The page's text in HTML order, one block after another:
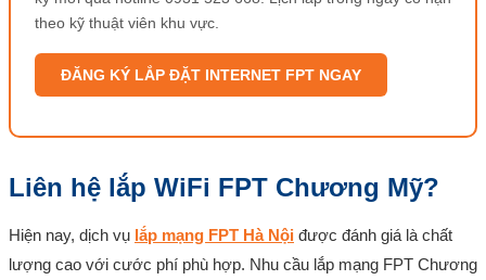
theo kỹ thuật viên khu vực.
ĐĂNG KÝ LẮP ĐẶT INTERNET FPT NGAY
Liên hệ lắp WiFi FPT Chương Mỹ?
Hiện nay, dịch vụ lắp mạng FPT Hà Nội được đánh giá là chất
lượng cao với cước phí phù hợp. Nhu cầu lắp mạng FPT Chương